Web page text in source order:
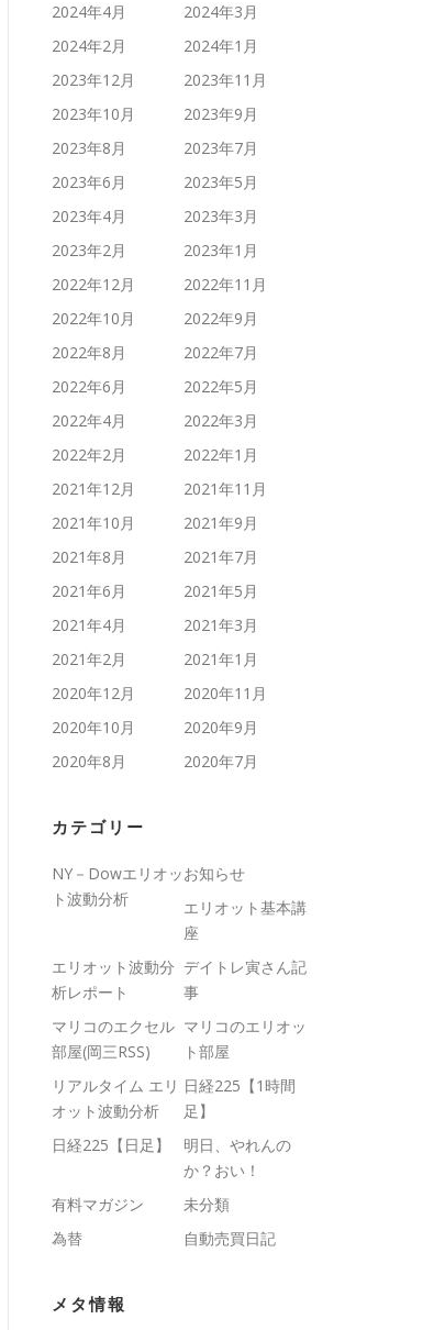
2024年4月
2024年3月
2024年2月
2024年1月
2023年12月
2023年11月
2023年10月
2023年9月
2023年8月
2023年7月
2023年6月
2023年5月
2023年4月
2023年3月
2023年2月
2023年1月
2022年12月
2022年11月
2022年10月
2022年9月
2022年8月
2022年7月
2022年6月
2022年5月
2022年4月
2022年3月
2022年2月
2022年1月
2021年12月
2021年11月
2021年10月
2021年9月
2021年8月
2021年7月
2021年6月
2021年5月
2021年4月
2021年3月
2021年2月
2021年1月
2020年12月
2020年11月
2020年10月
2020年9月
2020年8月
2020年7月
カテゴリー
NY－Dowエリオッ
ト波動分析
お知らせ
エリオット基本講
座
エリオット波動分
析レポート
デイトレ寅さん記
事
マリコのエクセル
部屋(岡三RSS)
マリコのエリオッ
ト部屋
リアルタイム エリ
オット波動分析
日経225【1時間
足】
日経225【日足】
明日、やれんの
か？おい！
有料マガジン
未分類
為替
自動売買日記
メタ情報